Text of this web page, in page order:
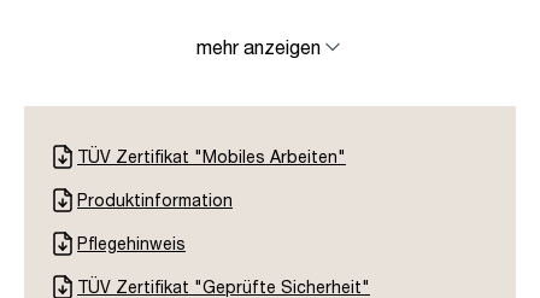
mehr anzeigen
TÜV Zertifikat "Mobiles Arbeiten"
Produktinformation
Pflegehinweis
TÜV Zertifikat "Geprüfte Sicherheit"